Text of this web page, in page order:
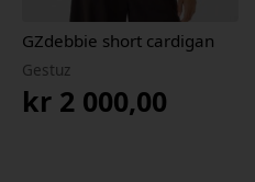
GZdebbie short cardigan
Gestuz
kr 2 000,00